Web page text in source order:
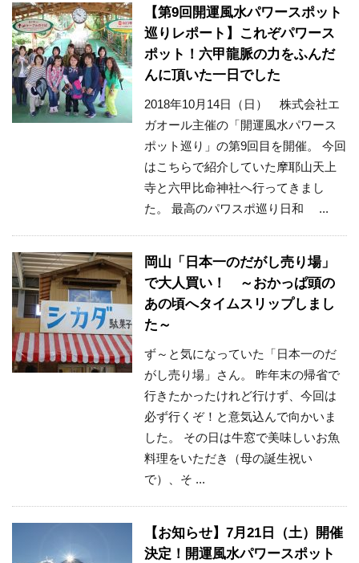
【第9回開運風水パワースポット
巡りレポート】これぞパワース
ポット！六甲龍脈の力をふんだ
んに頂いた一日でした
2018年10月14日（日） 株式会社エ
ガオール主催の「開運風水パワース
ポット巡り」の第9回目を開催。 今回
はこちらで紹介していた摩耶山天上
寺と六甲比命神社へ行ってきまし
た。 最高のパワスポ巡り日和 ...
岡山「日本一のだがし売り場」
で大人買い！ ～おかっぱ頭の
あの頃へタイムスリップしまし
た～
ず～と気になっていた「日本一のだ
がし売り場」さん。 昨年末の帰省で
行きたかったけれど行けず、今回は
必ず行くぞ！と意気込んで向かいま
した。 その日は牛窓で美味しいお魚
料理をいただき（母の誕生祝い
で）、そ ...
【お知らせ】7月21日（土）開催
決定！開運風水パワースポット